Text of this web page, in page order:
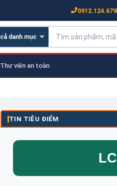
0912.124.679
Thư viên an toàn
TIN TIÊU ĐIỂM